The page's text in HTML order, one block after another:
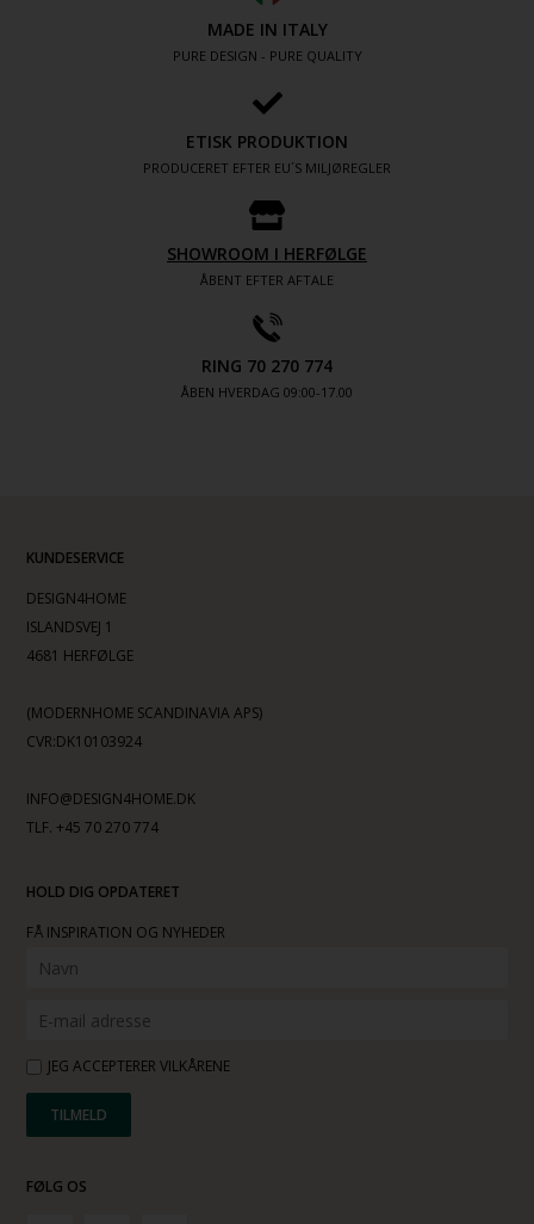
MADE IN ITALY
PURE DESIGN - PURE QUALITY
ETISK PRODUKTION
PRODUCERET EFTER EU´S MILJØREGLER
SHOWROOM I HERFØLGE
ÅBENT EFTER AFTALE
RING 70 270 774
ÅBEN HVERDAG 09:00-17.00
KUNDESERVICE
DESIGN4HOME
ISLANDSVEJ 1
4681 HERFØLGE
(MODERNHOME SCANDINAVIA APS)
CVR:DK10103924
INFO@DESIGN4HOME.DK
TLF. +45 70 270 774
HOLD DIG OPDATERET
FÅ INSPIRATION OG NYHEDER
JEG ACCEPTERER VILKÅRENE
FØLG OS